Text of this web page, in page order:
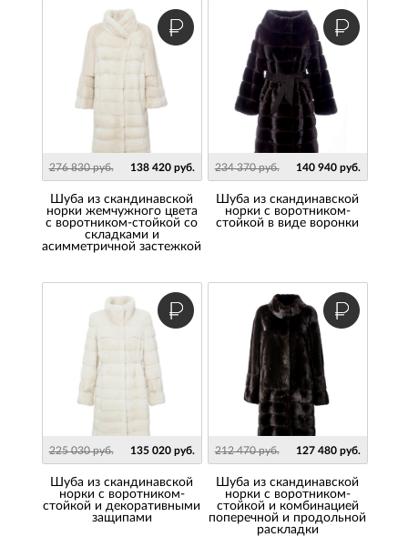
276 830 руб. 138 420 руб.
Шуба из скандинавской
норки жемчужного цвета
с воротником-стойкой со
складками и
асимметричной застежкой
234 370 руб. 140 940 руб.
Шуба из скандинавской
норки с воротником-
стойкой в виде воронки
225 030 руб. 135 020 руб.
Шуба из скандинавской
норки с воротником-
стойкой и декоративными
защипами
212 470 руб. 127 480 руб.
шуба из скандинавской
норки с воротником-
стойкой и комбинацией
поперечной и продольной
раскладки